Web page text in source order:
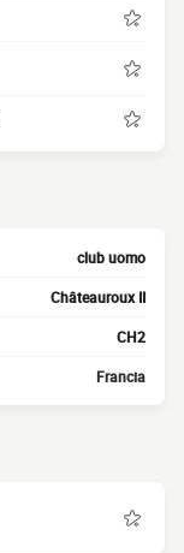
club uomo
Châteauroux II
CH2
Francia